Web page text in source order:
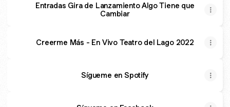
Entradas Gira de Lanzamiento Algo Tiene que
Cambiar
Creerme Más - En Vivo Teatro del Lago 2022
Sígueme en Spotify